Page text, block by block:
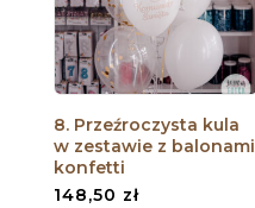
8. Przeźroczysta kula
w zestawie z balonami
konfetti
148,50 zł